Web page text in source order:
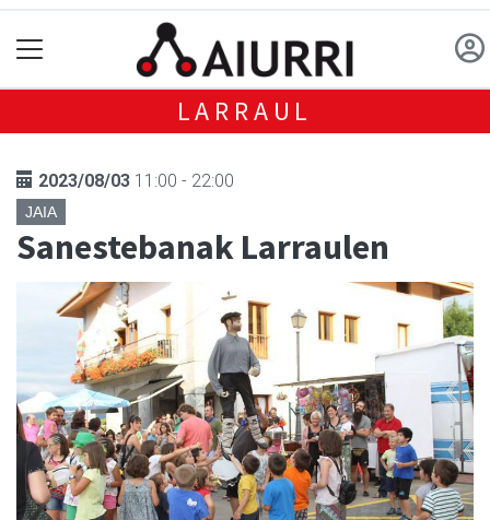
LARRAUL
2023/08/03 11:00 - 22:00
JAIA
Sanestebanak Larraulen